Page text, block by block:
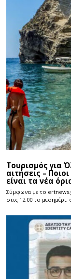
Τουρισμός για
αιτήσεις –
είναι τα νέα
Σύμφωνα με το
στις 12:00 το μεσημέρι,